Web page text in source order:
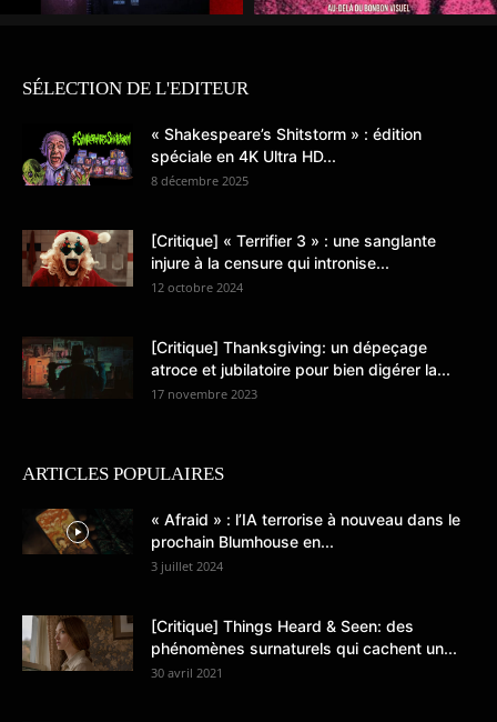
SÉLECTION DE L'EDITEUR
« Shakespeare’s Shitstorm » : édition
spéciale en 4K Ultra HD...
8 décembre 2025
[Critique] « Terrifier 3 » : une sanglante
injure à la censure qui intronise...
12 octobre 2024
[Critique] Thanksgiving: un dépeçage
atroce et jubilatoire pour bien digérer la...
17 novembre 2023
ARTICLES POPULAIRES
« Afraid » : l’IA terrorise à nouveau dans le
prochain Blumhouse en...
3 juillet 2024
[Critique] Things Heard & Seen: des
phénomènes surnaturels qui cachent un...
30 avril 2021